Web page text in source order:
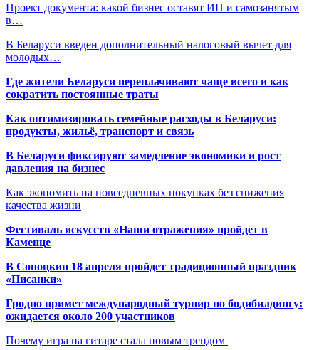
Проект документа: какой бизнес оставят ИП и самозанятым
в…
В Беларуси введен дополнительный налоговый вычет для
молодых…
Где жители Беларуси переплачивают чаще всего и как
сократить постоянные траты
Как оптимизировать семейные расходы в Беларуси:
продукты, жильё, транспорт и связь
В Беларуси фиксируют замедление экономики и рост
давления на бизнес
Как экономить на повседневных покупках без снижения
качества жизни
Фестиваль искусств «Наши отражения» пройдет в
Каменце
В Сопоцкин 18 апреля пройдет традиционный праздник
«Писанки»
Гродно примет международный турнир по бодибилдингу:
ожидается около 200 участников
Почему игра на гитаре стала новым трендом